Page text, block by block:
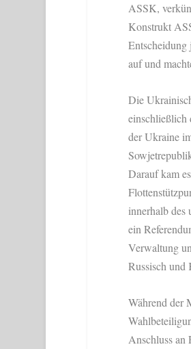
ASSK,
Konstrukt
Entscheidung
auf und
Die
einschließlich
der Ukraine
Darauf kam
innerhalb des
ein
Verwaltung
Russisch und
Während der
Anschluss an